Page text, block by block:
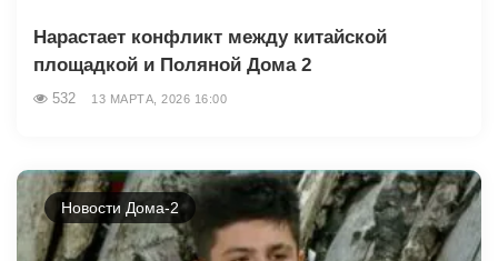
Нарастает конфликт между китайской
площадкой и Поляной Дома 2
532 13 МАРТА, 2026 16:00
Новости Дома-2